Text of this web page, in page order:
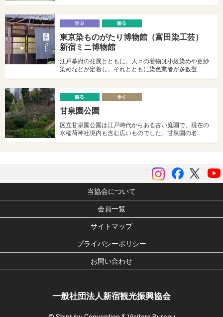
ぶ
る
東京染ものがたり博物館（富田染工芸）
新宿ミニ博物館
江戸幕府の発展とともに、人々の着物は小紋染めや更紗
染めなどが定着し、それとともに染色業者が多数登…
る
甘泉園公園
区立甘泉園公園は江戸時代からある古い庭園で、現在の
水稲荷神社境内も含む広いものでした。甘泉園の名…
ツイ
Facebook
instagram
当協会について
会員一覧
サイトマップ
プライバシーポリシー
お問い合わせ
一般社団法人新宿観光振興協会